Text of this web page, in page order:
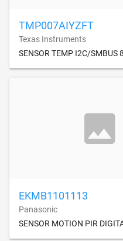
TMP007AIYZFT
Texas Instruments
SENSOR TEMP I2C/SMBUS
EKMB1101113
Panasonic
SENSOR MOTION PIR